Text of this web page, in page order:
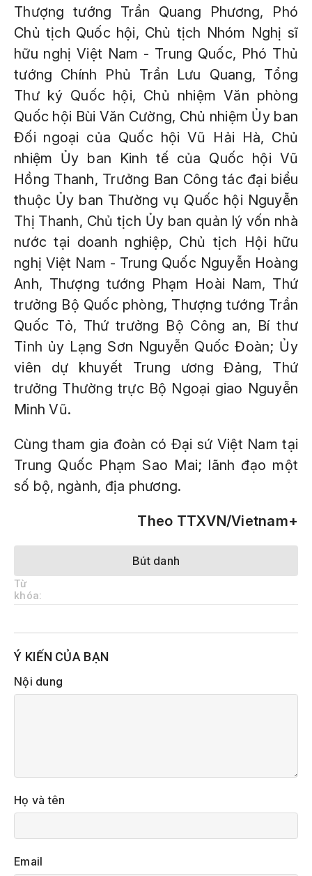
Thượng tướng Trần Quang Phương, Phó
Chủ tịch Quốc hội, Chủ tịch Nhóm Nghị sĩ
hữu nghị Việt Nam - Trung Quốc, Phó Thủ
tướng Chính Phủ Trần Lưu Quang, Tổng
Thư ký Quốc hội, Chủ nhiệm Văn phòng
Quốc hội Bùi Văn Cường, Chủ nhiệm Ủy ban
Đối ngoại của Quốc hội Vũ Hải Hà, Chủ
nhiệm Ủy ban Kinh tế của Quốc hội Vũ
Hồng Thanh, Trưởng Ban Công tác đại biểu
thuộc Ủy ban Thường vụ Quốc hội Nguyễn
Thị Thanh, Chủ tịch Ủy ban quản lý vốn nhà
nước tại doanh nghiệp, Chủ tịch Hội hữu
nghị Việt Nam - Trung Quốc Nguyễn Hoàng
Anh, Thượng tướng Phạm Hoài Nam, Thứ
trưởng Bộ Quốc phòng, Thượng tướng Trần
Quốc Tỏ, Thứ trưởng Bộ Công an, Bí thư
Tỉnh ủy Lạng Sơn Nguyễn Quốc Đoàn; Ủy
viên dự khuyết Trung ương Đảng, Thứ
trưởng Thường trực Bộ Ngoại giao Nguyễn
Minh Vũ.
Cùng tham gia đoàn có Đại sứ Việt Nam tại
Trung Quốc Phạm Sao Mai; lãnh đạo một
số bộ, ngành, địa phương.
Theo TTXVN/Vietnam+
Bút danh
Từ
khóa:
Ý KIẾN CỦA BẠN
Nội dung
Họ và tên
Email